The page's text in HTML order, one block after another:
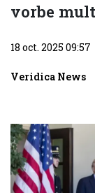
vorbe
18 oct. 2025 09:57
Veridica News